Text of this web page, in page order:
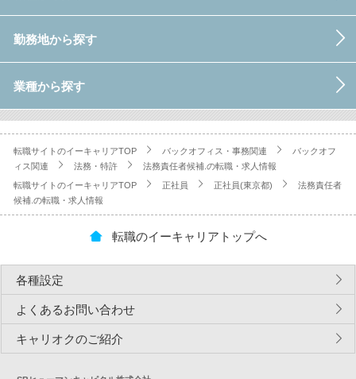
勤務地から探す
業種から探す
転職サイトのイーキャリアTOP バックオフィス・事務関連
バックオフ
ィス関連
法務・特許 法務責任者候補.の転職・求人情報
転職サイトのイーキャリアTOP 正社員 正社員(東京都)
法務責任者
候補.の転職・求人情報
転職のイーキャリアトップへ
各種設定
よくあるお問い合わせ
キャリオクのご紹介